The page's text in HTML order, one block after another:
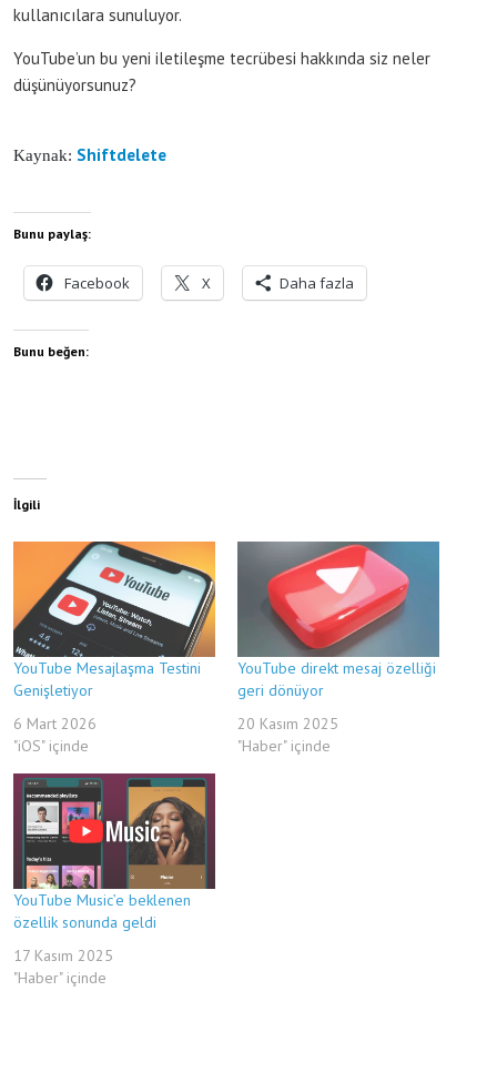
kullanıcılara sunuluyor.
YouTube’un bu yeni iletileşme tecrübesi hakkında siz neler
düşünüyorsunuz?
Kaynak: Shiftdelete
Bunu paylaş:
Facebook X Daha fazla
Bunu beğen:
İlgili
YouTube Mesajlaşma Testini
Genişletiyor
6 Mart 2026
"iOS" içinde
YouTube direkt mesaj özelliği
geri dönüyor
20 Kasım 2025
"Haber" içinde
YouTube Music’e beklenen
özellik sonunda geldi
17 Kasım 2025
"Haber" içinde